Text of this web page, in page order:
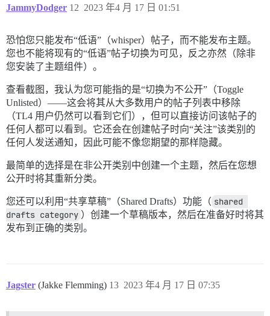
JammyDodger 2023 年4 月 17 日 01:51
12
恐怕您只能发布“低语”（whisper）帖子，而不能发布主题。
您也不能将现有的“低语”帖子切换为可见，反之亦然（除非
您安装了主题组件）。
查看截图，我认为您可能指的是“切换为不公开”（Toggle
Unlisted）——这会将其从大多数用户的帖子列表中移除
（TL4 用户仍然可以看到它们），但可以直接访问该帖子的
任何人都可以看到。它还会在创建帖子时向“关注”该类别的
任何人发送通知，因此可能不像您期望的那样隐藏。
最简单的选择是在非公开类别中创建一个主题，然后在您想
公开时将其重新分类。
您还可以利用“共享草稿”（Shared Drafts）功能（ shared
drafts category ）创建一个草稿版本，然后在准备好时将其
发布到正确的类别。
Jagster (Jakke Flemming) 2023 年4 月 17 日 07:35
13